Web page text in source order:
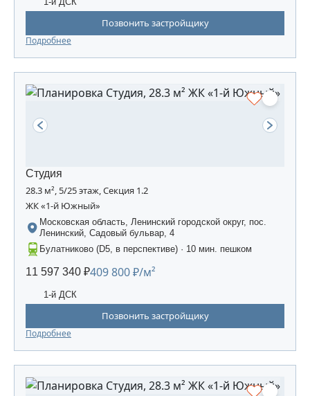
Позвонить застройщику
Подробнее
Студия
28.3 м², 5/25 этаж, Секция 1.2
ЖК «1-й Южный»
Московская область, Ленинский городской округ, пос.
Ленинский, Садовый бульвар, 4
Булатниково (D5, в перспективе) · 10 мин. пешком
11 597 340 ₽409 800 ₽/м²
1-й ДСК
Позвонить застройщику
Подробнее